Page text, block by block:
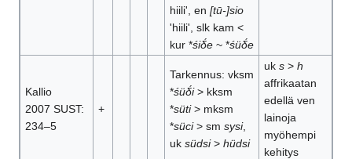
hiili', en [tū-]sio
'hiili', slk kam <
kur *śiδ́e~ *śüδ́e
Kallio
2007 SUST:
234–5
+
Tarkennus: vksm
*śüδ́i> kksm
*süti> mksm
*süci> sm sysi,
uk südsi> hüdsi
uk s> h
affrikaatan
edellä ven
lainoja
myöhempi
kehitys